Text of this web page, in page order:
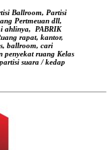
MITRA
MANDIRI
KAMI
AHLINYA
PABRIKASI
PARTISI
LIPAT
Ballroom, Partisi
Pertmeuan dll,
ahlinya,
PABRIK
rapat, kantor,
ballroom, cari
penyekat ruang Kelas
suara / kedap